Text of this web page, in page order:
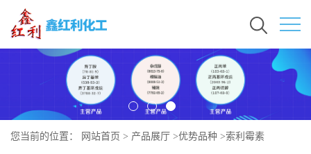
您当前的位置： 网站首页 > 产品展厅 >优势品种 >索利霉素